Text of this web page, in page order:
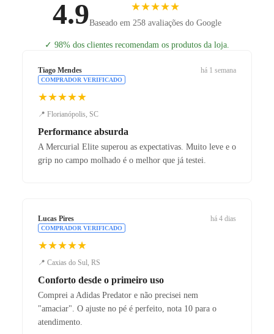
4.9 ★★★★★
Baseado em 258 avaliações do Google
✓ 98% dos clientes recomendam os produtos da loja.
Tiago Mendes
COMPRADOR VERIFICADO
há 1 semana
★★★★★
📍 Florianópolis, SC
Performance absurda
A Mercurial Elite superou as expectativas. Muito leve e o
grip no campo molhado é o melhor que já testei.
Lucas Pires
COMPRADOR VERIFICADO
há 4 dias
★★★★★
📍 Caxias do Sul, RS
Conforto desde o primeiro uso
Comprei a Adidas Predator e não precisei nem
"amaciar". O ajuste no pé é perfeito, nota 10 para o
atendimento.